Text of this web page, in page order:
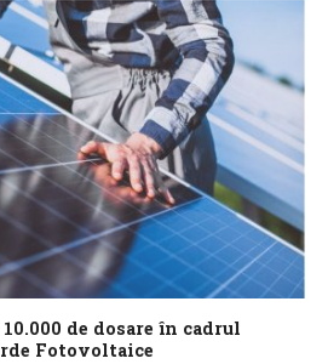
vrea ca înscrierea în Programul
să fie accesibilă și persoanelor mai
de dosare în cadrul
Fotovoltaice